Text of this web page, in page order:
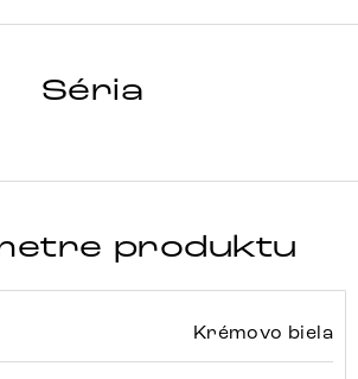
Séria
produktu
Krémovo biela